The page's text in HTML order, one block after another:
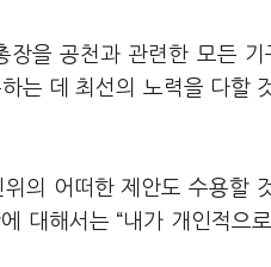
장을 공천과 관련한 모든 기
는 데 최선의 노력을 다할
의 어떠한 제안도 수용할
대해서는 “내가 개인적으